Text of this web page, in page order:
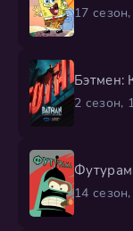
17
Бэтмен:
2 сезон,
14